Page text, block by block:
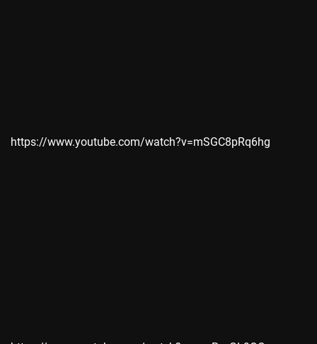
https://www.youtube.com/watch?v=mSGC8pRq6hg